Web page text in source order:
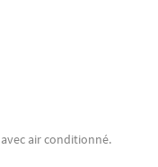
air conditionné.